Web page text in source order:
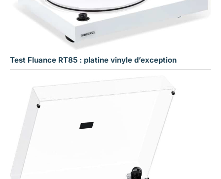
Test Fluance RT85 : platine vinyle d’exception